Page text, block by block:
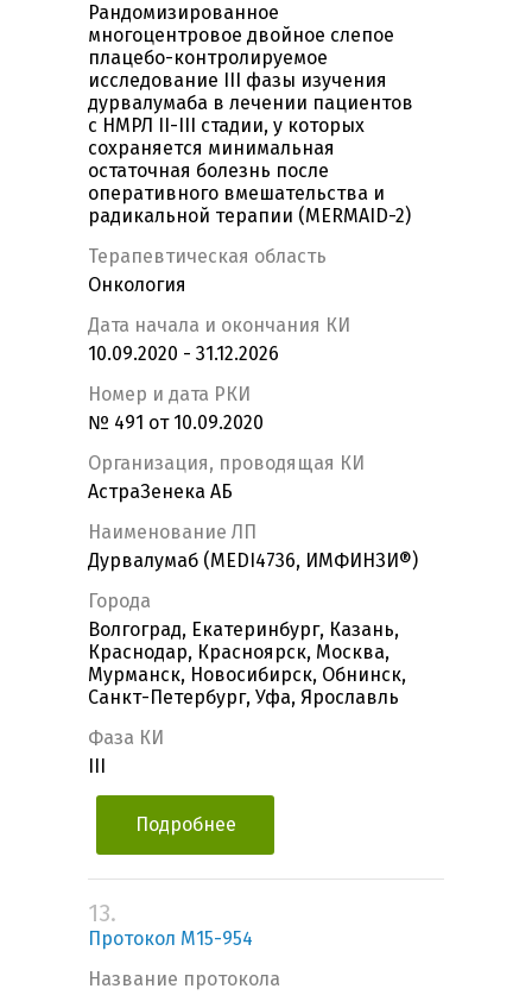
Рандомизированное
многоцентровое двойное слепое
плацебо-контролируемое
исследование III фазы изучения
дурвалумаба в лечении пациентов
с НМРЛ II-III стадии, у которых
сохраняется минимальная
остаточная болезнь после
оперативного вмешательства и
радикальной терапии (MERMAID-2)
Терапевтическая область
Онкология
Дата начала и окончания КИ
10.09.2020 - 31.12.2026
Номер и дата РКИ
№ 491 от 10.09.2020
Организация, проводящая КИ
АстраЗенека АБ
Наименование ЛП
Дурвалумаб (MEDI4736, ИМФИНЗИ®)
Города
Волгоград, Екатеринбург, Казань,
Краснодар, Красноярск, Москва,
Мурманск, Новосибирск, Обнинск,
Санкт-Петербург, Уфа, Ярославль
Фаза КИ
Подробнее
13.
Протокол M15-954
Название протокола